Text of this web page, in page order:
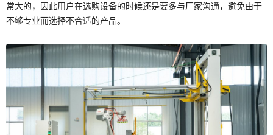
常大的，因此用户在选购设备的时候还是要多与厂家沟通，避免由于
不够专业而选择不合适的产品。